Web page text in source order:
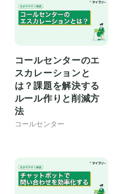
コールセンターのエ
スカレーションと
は？課題を解決する
ルール作りと削減方
法
コールセンター